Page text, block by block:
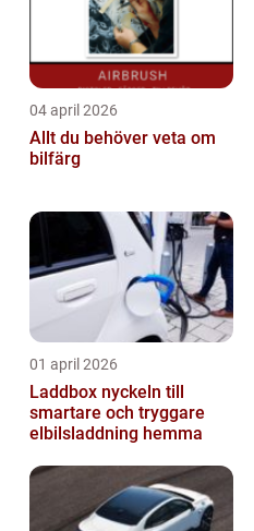
04 april 2026
Allt du behöver veta om
bilfärg
01 april 2026
Laddbox nyckeln till
smartare och tryggare
elbilsladdning hemma